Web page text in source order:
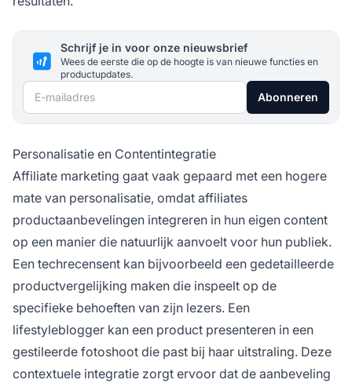
Schrijf je in voor onze nieuwsbrief
Wees de eerste die op de hoogte is van nieuwe functies en
productupdates.
E-mailadres Abonneren
Personalisatie en Contentintegratie
Affiliate marketing gaat vaak gepaard met een hogere
mate van personalisatie, omdat affiliates
productaanbevelingen integreren in hun eigen content
op een manier die natuurlijk aanvoelt voor hun publiek.
Een techrecensent kan bijvoorbeeld een gedetailleerde
productvergelijking maken die inspeelt op de
specifieke behoeften van zijn lezers. Een
lifestyleblogger kan een product presenteren in een
gestileerde fotoshoot die past bij haar uitstraling. Deze
contextuele integratie zorgt ervoor dat de aanbeveling